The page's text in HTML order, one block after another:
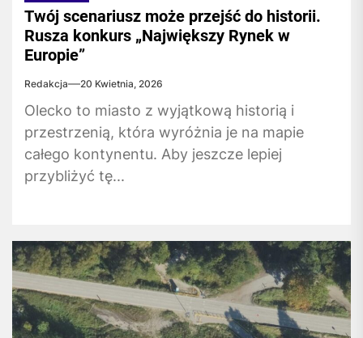
Twój scenariusz może przejść do historii.
Rusza konkurs „Największy Rynek w
Europie”
Redakcja 20 Kwietnia, 2026
Olecko to miasto z wyjątkową historią i
przestrzenią, która wyróżnia je na mapie
całego kontynentu. Aby jeszcze lepiej
przybliżyć tę...